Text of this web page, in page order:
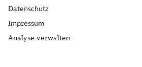
Datenschutz
Impressum
Analyse verwalten